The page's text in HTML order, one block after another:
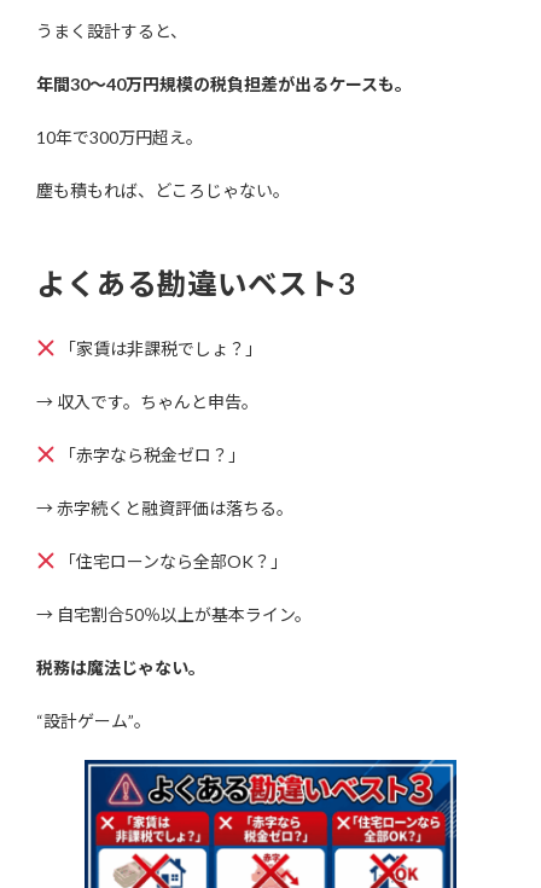
うまく設計すると、
年間30〜40万円規模の税負担差が出るケースも。
10年で300万円超え。
塵も積もれば、どころじゃない。
よくある勘違いベスト3
「家賃は非課税でしょ？」
→ 収入です。ちゃんと申告。
「赤字なら税金ゼロ？」
→ 赤字続くと融資評価は落ちる。
「住宅ローンなら全部OK？」
→ 自宅割合50％以上が基本ライン。
税務は魔法じゃない。
“設計ゲーム”。